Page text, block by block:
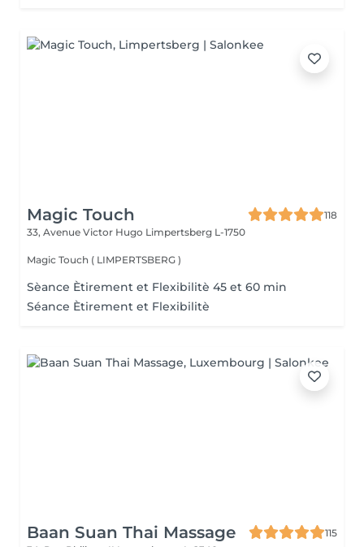
Magic Touch
118
33, Avenue Victor Hugo Limpertsberg L-1750
Magic Touch ( LIMPERTSBERG )
Sèance Ètirement et Flexibilitè 45 et 60 min
Séance Ètirement et Flexibilitè
Baan Suan Thai Massage
115